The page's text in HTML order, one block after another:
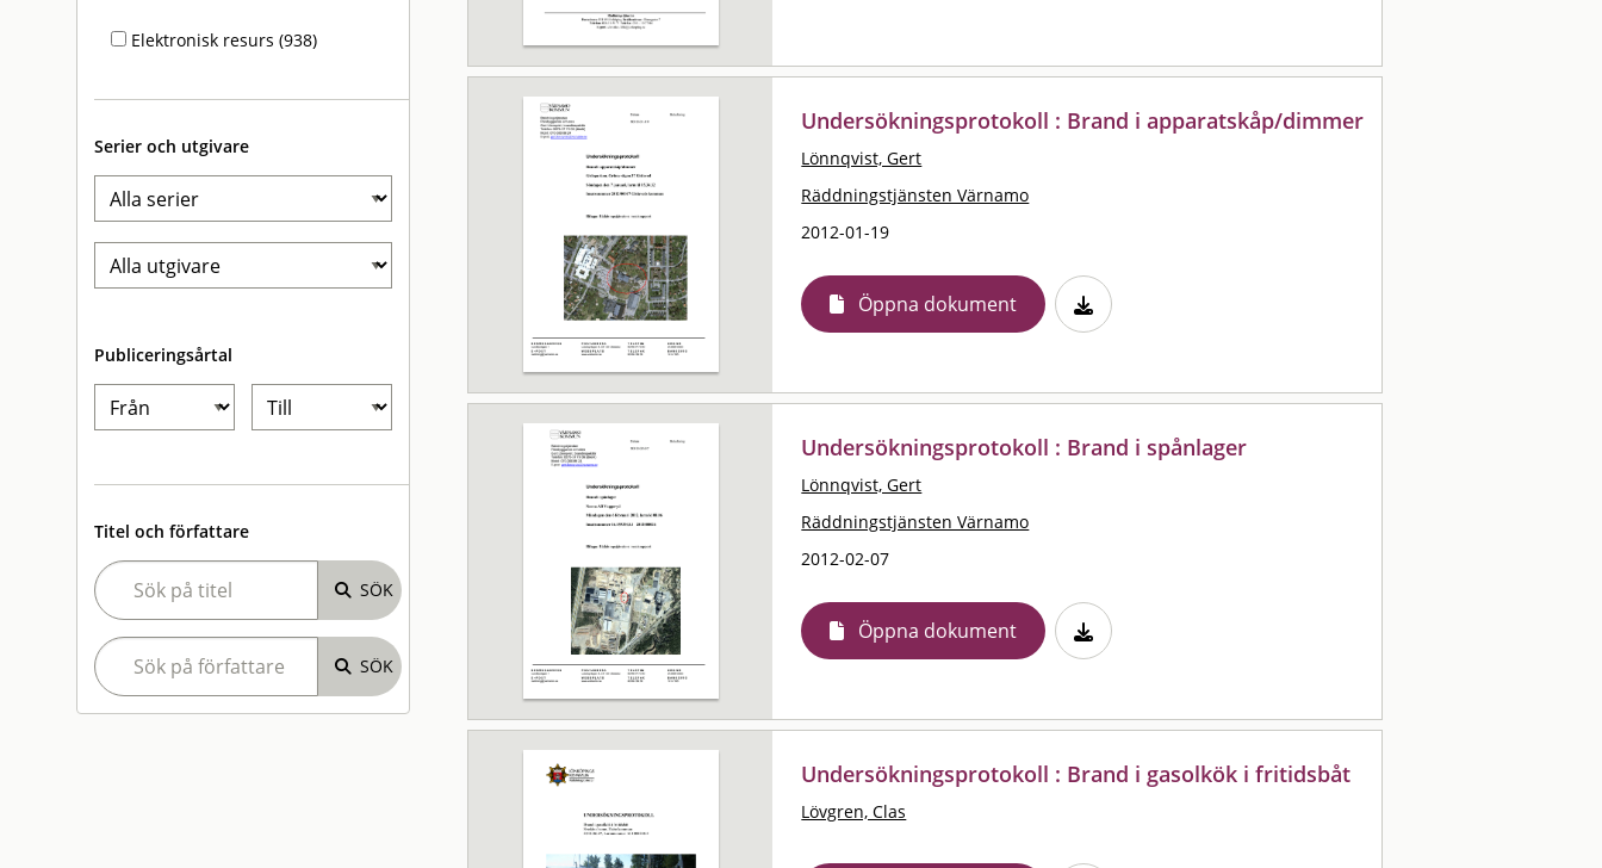
Elektronisk resurs (938)
Serier och utgivare
Publiceringsårtal
Titel och författare
Undersökningsprotokoll : Brand i apparatskåp/dimmer
Lönnqvist, Gert
Räddningstjänsten Värnamo
2012-01-19
Öppna dokument
Undersökningsprotokoll : Brand i spånlager
Lönnqvist, Gert
Räddningstjänsten Värnamo
2012-02-07
Öppna dokument
Undersökningsprotokoll : Brand i gasolkök i fritidsbåt
Lövgren, Clas